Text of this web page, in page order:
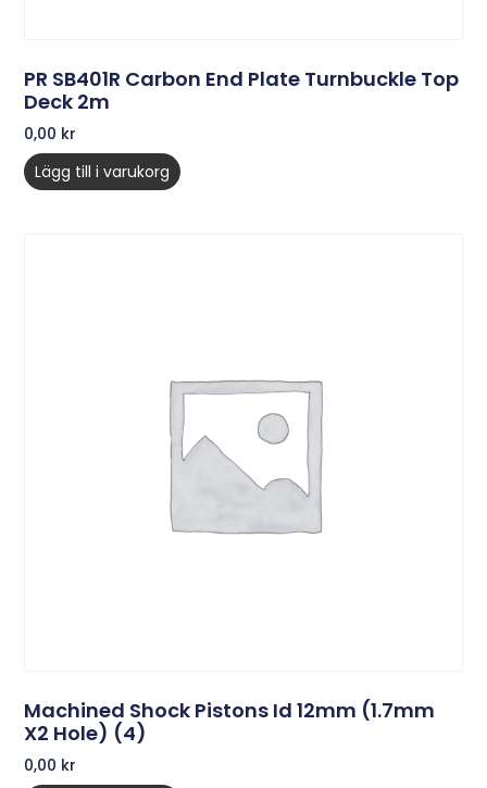
PR SB401R Carbon End Plate Turnbuckle Top
Deck 2m
0,00 kr
Lägg till i varukorg
Machined Shock Pistons Id 12mm (1.7mm
X2 Hole) (4)
0,00 kr